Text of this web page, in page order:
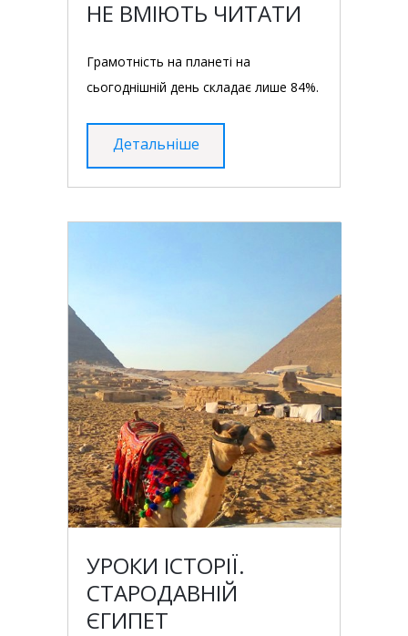
НЕ ВМІЮТЬ ЧИТАТИ
Грамотність на планеті на
сьогоднішній день складає лише 84%.
Детальніше
УРОКИ ІСТОРІЇ.
СТАРОДАВНІЙ
ЄГИПЕТ